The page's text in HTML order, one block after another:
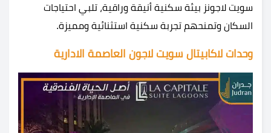
سويت لاجونز بيئة سكنية أنيقة وراقية، تلبي احتياجات
السكان وتمنحهم تجربة سكنية استثنائية ومميزة.
وحدات لاكابيتال سويت لاجون العاصمة الادارية